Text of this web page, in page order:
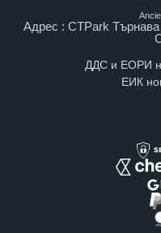
Адрес : CTPark
ДДС и ЕОРИ
ЕИК